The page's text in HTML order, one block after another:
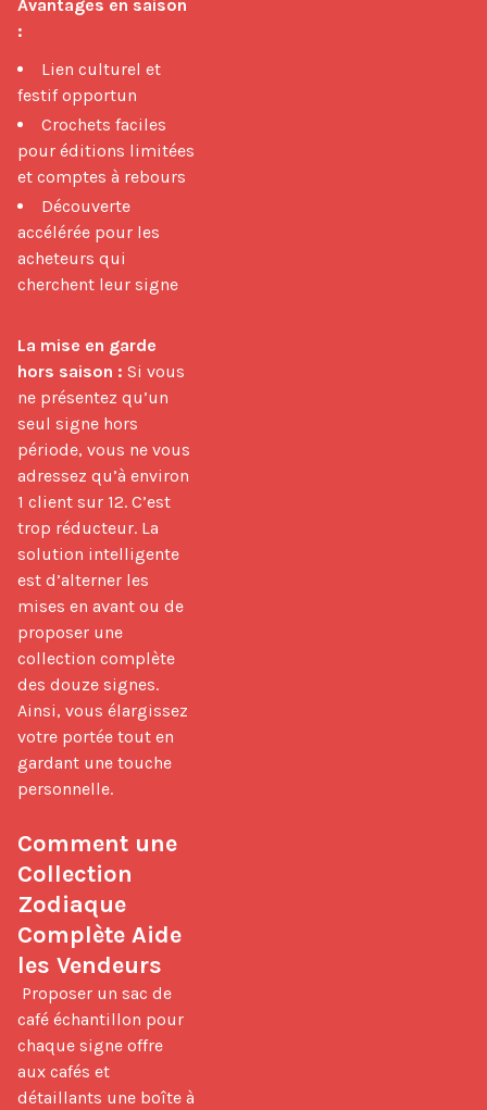
Avantages en saison
:
Lien culturel et
festif opportun
Crochets faciles
pour éditions limitées
et comptes à rebours
Découverte
accélérée pour les
acheteurs qui
cherchent leur signe
La mise en garde
hors saison : Si vous
ne présentez qu’un
seul signe hors
période, vous ne vous
adressez qu’à environ
1 client sur 12. C’est
trop réducteur. La
solution intelligente
est d’alterner les
mises en avant ou de
proposer une
collection complète
des douze signes.
Ainsi, vous élargissez
votre portée tout en
gardant une touche
personnelle.
Comment une
Collection
Zodiaque
Complète Aide
les Vendeurs
café échantillon pour
chaque signe offre
aux cafés et
détaillants une boîte à